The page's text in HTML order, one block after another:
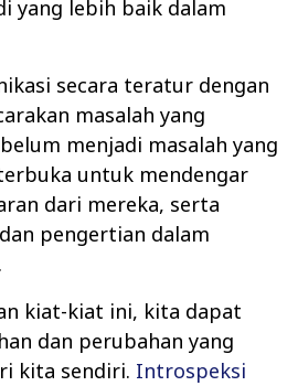
yang lebih baik dalam
secara teratur dengan
masalah yang
menjadi masalah yang
untuk mendengar
dari mereka, serta
pengertian dalam
kiat-kiat ini, kita dapat
dan perubahan yang
kita sendiri. Introspeksi